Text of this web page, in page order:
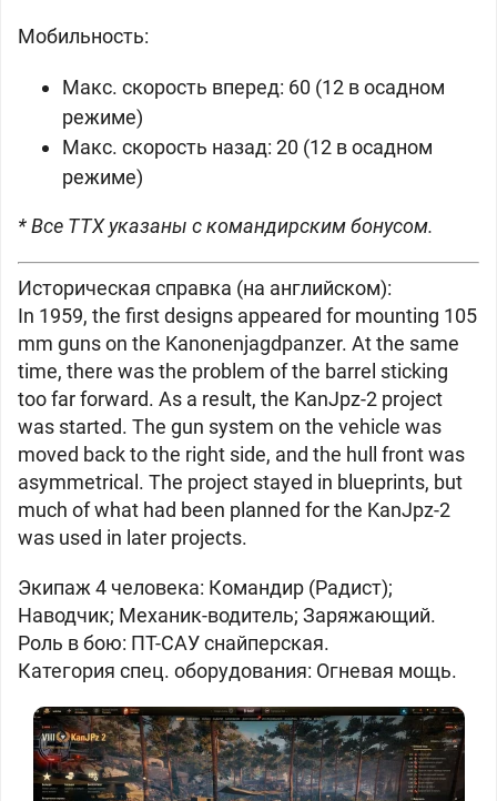
Мобильность:
Макс. скорость вперед: 60 (12 в осадном
режиме)
Макс. скорость назад: 20 (12 в осадном
режиме)
* Все ТТХ указаны с командирским бонусом.
Историческая справка (на английском):
In 1959, the first designs appeared for mounting 105
mm guns on the Kanonenjagdpanzer. At the same
time, there was the problem of the barrel sticking
too far forward. As a result, the KanJpz-2 project
was started. The gun system on the vehicle was
moved back to the right side, and the hull front was
asymmetrical. The project stayed in blueprints, but
much of what had been planned for the KanJpz-2
was used in later projects.
Экипаж 4 человека: Командир (Радист);
Наводчик; Механик-водитель; Заряжающий.
Роль в бою: ПТ-САУ снайперская.
Категория спец. оборудования: Огневая мощь.